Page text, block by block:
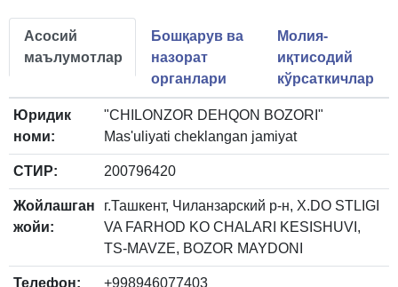
Асосий
маълумотлар
Бошқарув ва
назорат
органлари
Молия-
иқтисодий
кўрсаткичлар
Юридик
номи:
"CHILONZOR DEHQON BOZORI"
Mas'uliyati cheklangan jamiyat
СТИР: 200796420
Жойлашган
жойи:
г.Ташкент, Чиланзарский р-н, X.DO STLIGI
VA FARHOD KO CHALARI KESISHUVI,
TS-MAVZE, BOZOR MAYDONI
Телефон: +998946077403